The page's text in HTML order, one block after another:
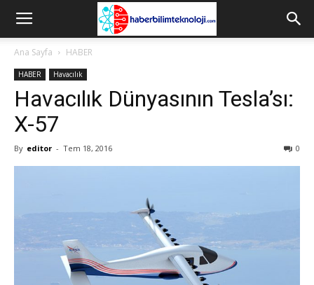
Ana Sayfa HABER
HABER Havacılık
Havacılık Dünyasının Tesla’sı:
X-57
By editor - Tem 18, 2016 0